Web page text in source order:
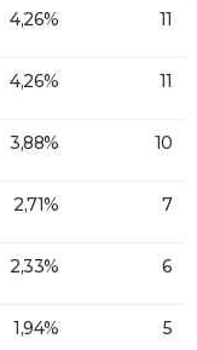
4,26% 11
4,26% 11
3,88% 10
2,71% 7
2,33% 6
1,94% 5